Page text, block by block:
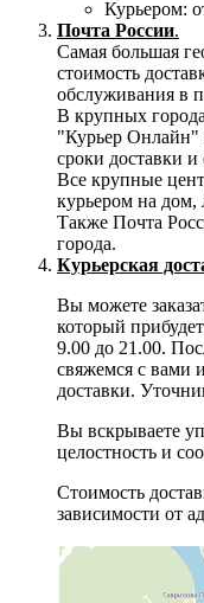
Курьером:
Почта России.
Самая большая
стоимость
обслуживания в
В крупных
"Курьер
сроки доставки и
Все крупные
курьером на дом,
Также Почта
города.
Курьерская
Вы можете
который
9.00 до 21.00.
свяжемся с вами
доставки.
Вы вскрываете
целостность и
Стоимость
зависимости от